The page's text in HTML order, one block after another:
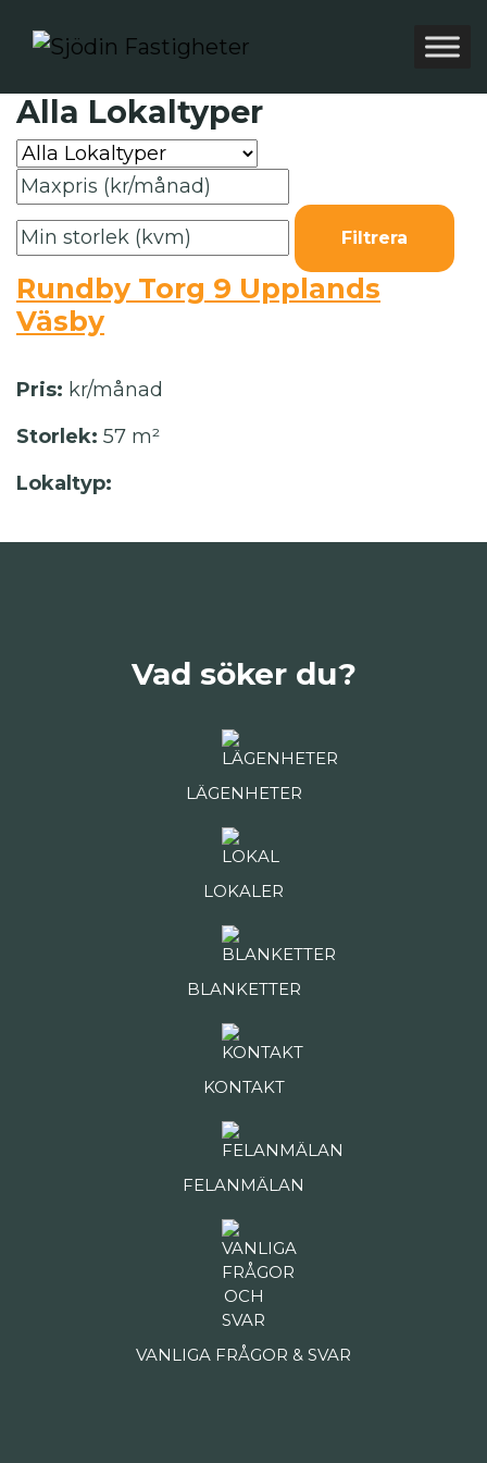
Alla Lokaltyper
Filtrera
Rundby Torg 9 Upplands
Väsby
Pris: kr/månad
Storlek: 57 m²
Lokaltyp:
Vad söker du?
LÄGENHETER
LOKALER
BLANKETTER
KONTAKT
FELANMÄLAN
VANLIGA FRÅGOR & SVAR